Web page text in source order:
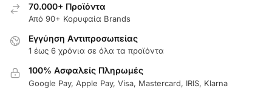
70.000+ Προϊόντα
Από 90+ Κορυφαία Brands
Εγγύηση Aντιπροσωπείας
1 έως 6 χρόνια σε όλα τα προϊόντα
100% Ασφαλείς Πληρωμές
Google Pay, Apple Pay, Visa, Mastercard, IRIS, Klarna